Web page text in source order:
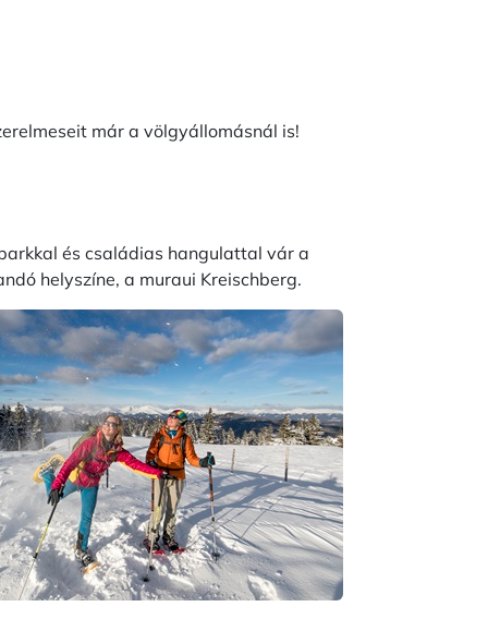
már a völgyállomásnál is!
és családias hangulattal vár a
helyszíne, a muraui Kreischberg.